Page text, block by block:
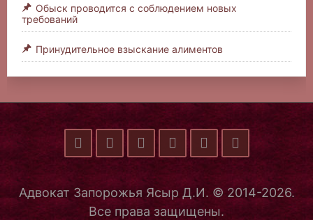
Обыск проводится с соблюдением новых
требований
Принудительное взыскание алиментов
Адвокат Запорожья Ясыр Д.И. © 2014-2026.
Все права защищены.